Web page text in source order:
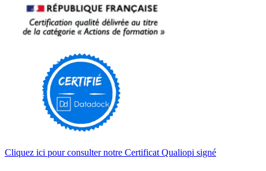
Cliquez ici pour consulter notre Certificat Qualiopi signé